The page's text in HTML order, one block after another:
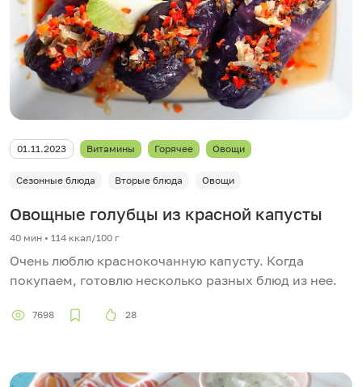
01.11.2023 Витамины Горячее Овощи
Сезонные блюда Вторые блюда Овощи
Овощные голубцы из красной капусты
40 мин • 114 ккал/100 г
Очень люблю краснокочанную капусту. Когда
покупаем, готовлю несколько разных блюд из нее.
7698 28